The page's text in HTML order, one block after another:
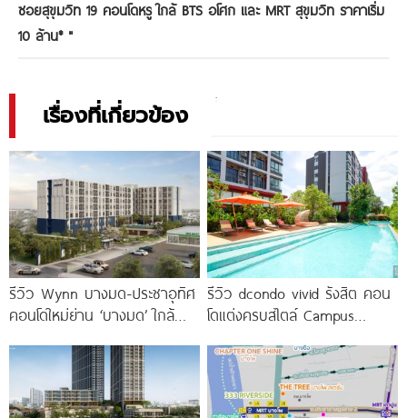
ซอยสุขุมวิท 19 คอนโดหรู ใกล้ BTS อโศก และ MRT สุขุมวิท ราคาเริ่ม
10 ล้าน*"
เรื่องที่เกี่ยวข้อง
รีวิว Wynn บางมด-ประชาอุทิศ
คอนโดใหม่ย่าน ‘บางมด’ ใกล้
สายสีม่วง
รีวิว dcondo vivid รังสิต คอน
โดแต่งครบสไตล์ Campus
พร้อมรับ-ส่ง